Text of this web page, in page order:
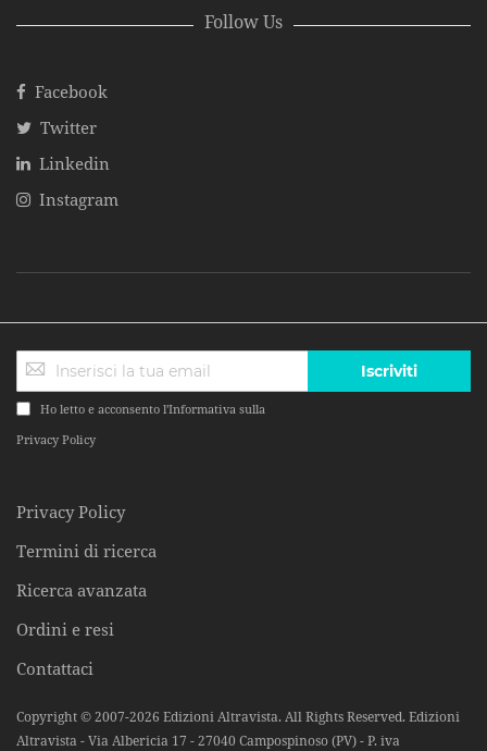
Follow Us
Facebook
Twitter
Linkedin
Instagram
Ho letto e acconsento l'Informativa sulla
Privacy Policy
Iscriviti
Privacy Policy
Termini di ricerca
Ricerca avanzata
Ordini e resi
Contattaci
Copyright © 2007-2026 Edizioni Altravista. All Rights Reserved. Edizioni
Altravista - Via Albericia 17 - 27040 Campospinoso (PV) - P. iva